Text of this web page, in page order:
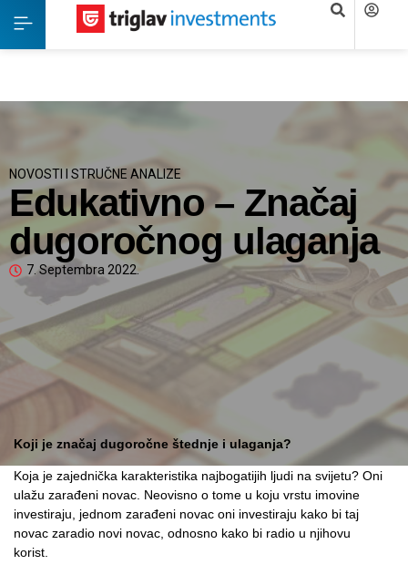
NOVOSTI I STRUČNE ANALIZE
Edukativno – Značaj
dugoročnog ulaganja
7. Septembra 2022.
Koji je značaj dugoročne štednje i ulaganja?
Koja je zajednička karakteristika najbogatijih ljudi na svijetu? Oni
ulažu zarađeni novac. Neovisno o tome u koju vrstu imovine
investiraju, jednom zarađeni novac oni investiraju kako bi taj
novac zaradio novi novac, odnosno kako bi radio u njihovu
korist.